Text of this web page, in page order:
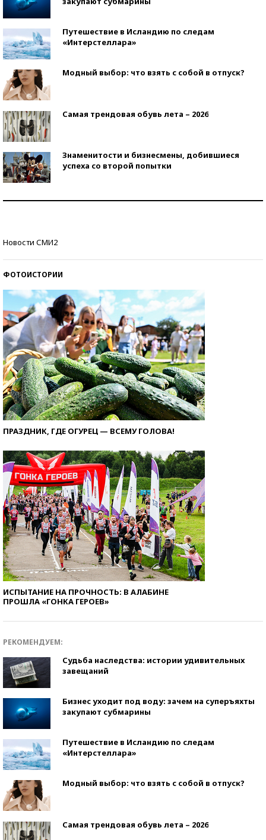
Путешествие в Исландию по следам
«Интерстеллара»
Модный выбор: что взять с собой в отпуск?
Самая трендовая обувь лета – 2026
Знаменитости и бизнесмены, добившиеся
успеха со второй попытки
Новости СМИ2
ФОТОИСТОРИИ
ПРАЗДНИК, ГДЕ ОГУРЕЦ — ВСЕМУ ГОЛОВА!
ИСПЫТАНИЕ НА ПРОЧНОСТЬ: В АЛАБИНЕ
ПРОШЛА «ГОНКА ГЕРОЕВ»
РЕКОМЕНДУЕМ:
Судьба наследства: истории удивительных
завещаний
Бизнес уходит под воду: зачем на суперъяхты
закупают субмарины
Путешествие в Исландию по следам
«Интерстеллара»
Модный выбор: что взять с собой в отпуск?
Самая трендовая обувь лета – 2026